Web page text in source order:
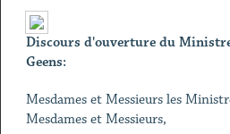
Discours d'ouverture du
Geens:
Mesdames et Messieurs les
Mesdames et Messieurs,